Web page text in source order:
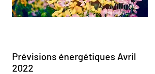
Prévisions énergétiques Avril
2022